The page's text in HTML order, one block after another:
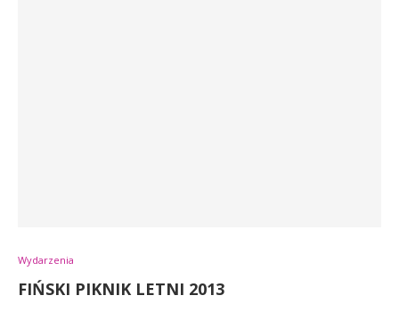
Wydarzenia
FIŃSKI PIKNIK LETNI 2013